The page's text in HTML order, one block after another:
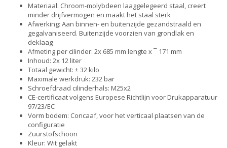
Materiaal: Chroom-molybdeen laaggelegeerd staal, creert
minder drijfvermogen en maakt het staal sterk
Afwerking: Aan binnen- en buitenzijde gezandstraald en
gegalvaniseerd. Buitenzijde voorzien van grondlak en
deklaag
Afmeting per cilinder: 2x 685 mm lengte x ¯ 171 mm
Inhoud: 2x 12 liter
Totaal gewicht: ± 32 kilo
Maximale werkdruk: 232 bar
Schroefdraad cilinderhals: M25x2
CE-certificaat volgens Europese Richtlijn voor Drukapparatuur
97/23/EC
Vorm bodem: Concaaf, voor het verticaal plaatsen van de
configuratie
Zuurstofschoon
Kleur: Wit gelakt